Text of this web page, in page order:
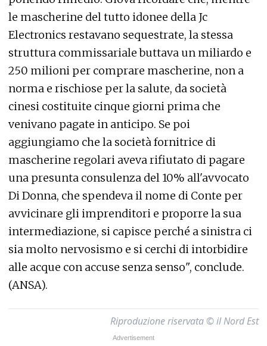
le mascherine del tutto idonee della Jc
Electronics restavano sequestrate, la stessa
struttura commissariale buttava un miliardo e
250 milioni per comprare mascherine, non a
norma e rischiose per la salute, da società
cinesi costituite cinque giorni prima che
venivano pagate in anticipo. Se poi
aggiungiamo che la società fornitrice di
mascherine regolari aveva rifiutato di pagare
una presunta consulenza del 10% all'avvocato
Di Donna, che spendeva il nome di Conte per
avvicinare gli imprenditori e proporre la sua
intermediazione, si capisce perché a sinistra ci
sia molto nervosismo e si cerchi di intorbidire
alle acque con accuse senza senso", conclude.
(ANSA).
Riproduzione riservata © il Nord Est